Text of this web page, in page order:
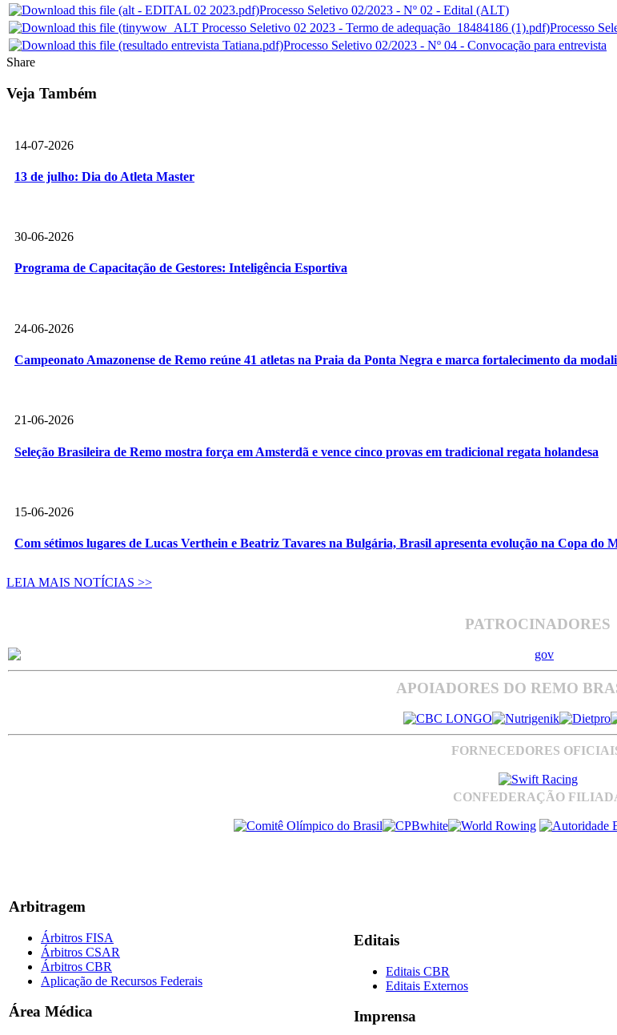
Processo Seletivo 02/2023 - Nº 02 - Edital (ALT)
Processo
Processo Seletivo 02/2023 - Nº 04 - Convocação para entrevista
Share
Veja Também
14-07-2026
13 de julho: Dia do Atleta Master
30-06-2026
Programa de Capacitação de Gestores: Inteligência Esportiva
24-06-2026
Campeonato Amazonense de Remo reúne 41 atletas na Praia da Ponta Negra e marca fortalecimento da
21-06-2026
Seleção Brasileira de Remo mostra força em Amsterdã e vence cinco provas em tradicional regata holandesa
15-06-2026
Com sétimos lugares de Lucas Verthein e Beatriz Tavares na Bulgária, Brasil apresenta evolução na Copa do
LEIA MAIS NOTÍCIAS >>
PATROCINADORES
APOIADORES DO REMO
FORNECEDORES
CONFEDERAÇÃO
Arbitragem
Árbitros FISA
Árbitros CSAR
Árbitros CBR
Aplicação de Recursos Federais
Área Médica
Editais
Editais CBR
Editais Externos
Imprensa